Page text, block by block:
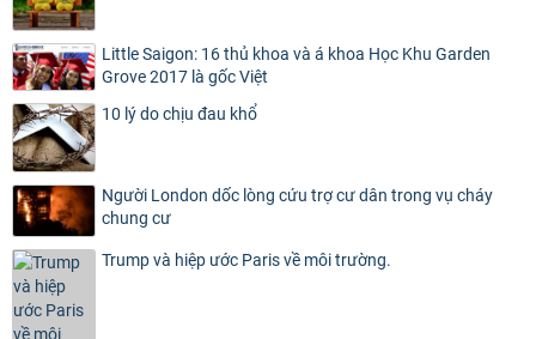
Little Saigon: 16 thủ khoa và á khoa Học Khu Garden
Grove 2017 là gốc Việt
10 lý do chịu đau khổ
Người London dốc lòng cứu trợ cư dân trong vụ cháy
chung cư
Trump và hiệp ước Paris về môi trường.